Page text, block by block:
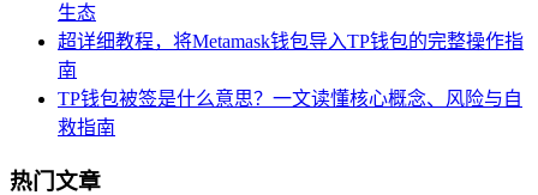
生态
超详细教程，将Metamask钱包导入TP钱包的完整操作指
南
TP钱包被签是什么意思？一文读懂核心概念、风险与自
救指南
热门文章